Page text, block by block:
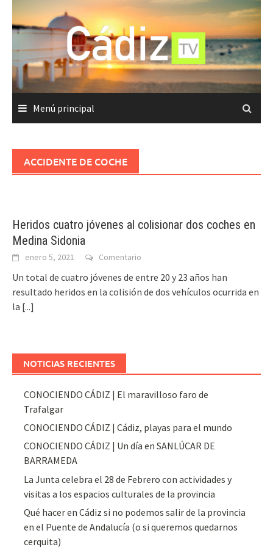
contenido
Menú principal
ACCIDENTE DE COCHE
Heridos cuatro jóvenes al colisionar dos coches en
Medina Sidonia
enero 5, 2021 Comentario
Un total de cuatro jóvenes de entre 20 y 23 años han
resultado heridos en la colisión de dos vehículos ocurrida en
la [...]
NOTICIAS RECIENTES
CONOCIENDO CÁDIZ | El maravilloso faro de
Trafalgar
CONOCIENDO CÁDIZ | Cádiz, playas para el mundo
CONOCIENDO CÁDIZ | Un día en SANLÚCAR DE
BARRAMEDA
La Junta celebra el 28 de Febrero con actividades y
visitas a los espacios culturales de la provincia
Qué hacer en Cádiz si no podemos salir de la provincia
en el Puente de Andalucía (o si queremos quedarnos
cerquita)